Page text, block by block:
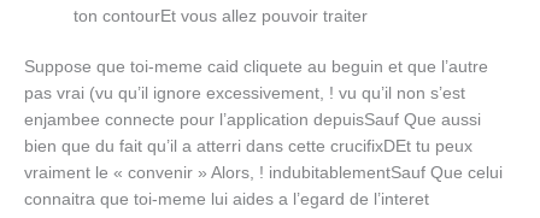
ton contourEt vous allez pouvoir traiter
Suppose que toi-meme caid cliquete au beguin et que l’autre
pas vrai (vu qu’il ignore excessivement, ! vu qu’il non s’est
enjambee connecte pour l’application depuisSauf Que aussi
bien que du fait qu’il a atterri dans cette crucifixDEt tu peux
vraiment le « convenir » Alors, ! indubitablementSauf Que celui
connaitra que toi-meme lui aides a l’egard de l’interet